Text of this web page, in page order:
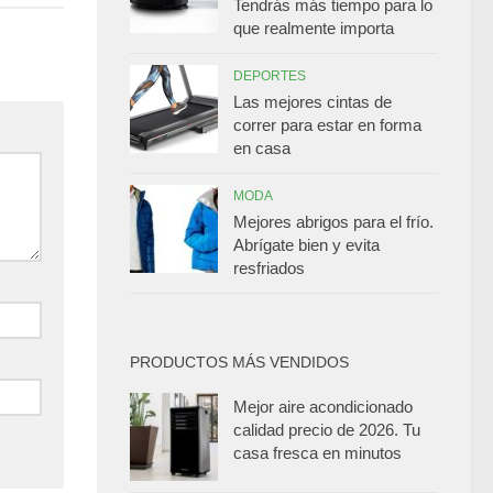
Tendrás más tiempo para lo
que realmente importa
DEPORTES
Las mejores cintas de
correr para estar en forma
en casa
MODA
Mejores abrigos para el frío.
Abrígate bien y evita
resfriados
PRODUCTOS MÁS VENDIDOS
Mejor aire acondicionado
calidad precio de 2026. Tu
casa fresca en minutos